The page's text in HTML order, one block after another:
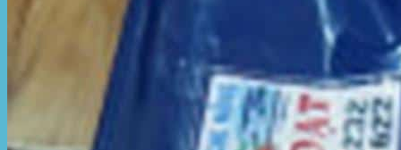
Bạt nhựa giá rẻ
Bạt lót ao hồ
Bạt nhựa đen HDPE
Màng chống thấm HDPE
Sản Phẩm Dù Che Ngoài Trời
Dù che nắng
Dù che quán cafe
Dù che sự kiện